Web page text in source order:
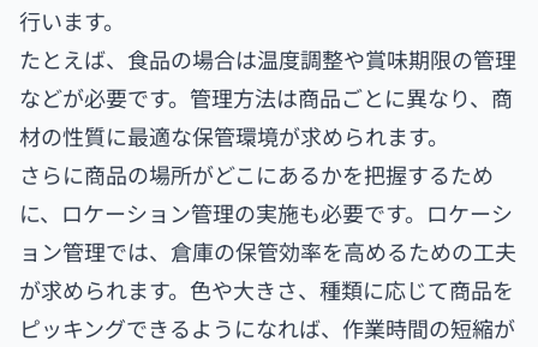
行います。
たとえば、食品の場合は温度調整や賞味期限の管理
などが必要です。管理方法は商品ごとに異なり、商
材の性質に最適な保管環境が求められます。
さらに商品の場所がどこにあるかを把握するため
に、ロケーション管理の実施も必要です。ロケーシ
ョン管理では、倉庫の保管効率を高めるための工夫
が求められます。色や大きさ、種類に応じて商品を
ピッキングできるようになれば、作業時間の短縮が